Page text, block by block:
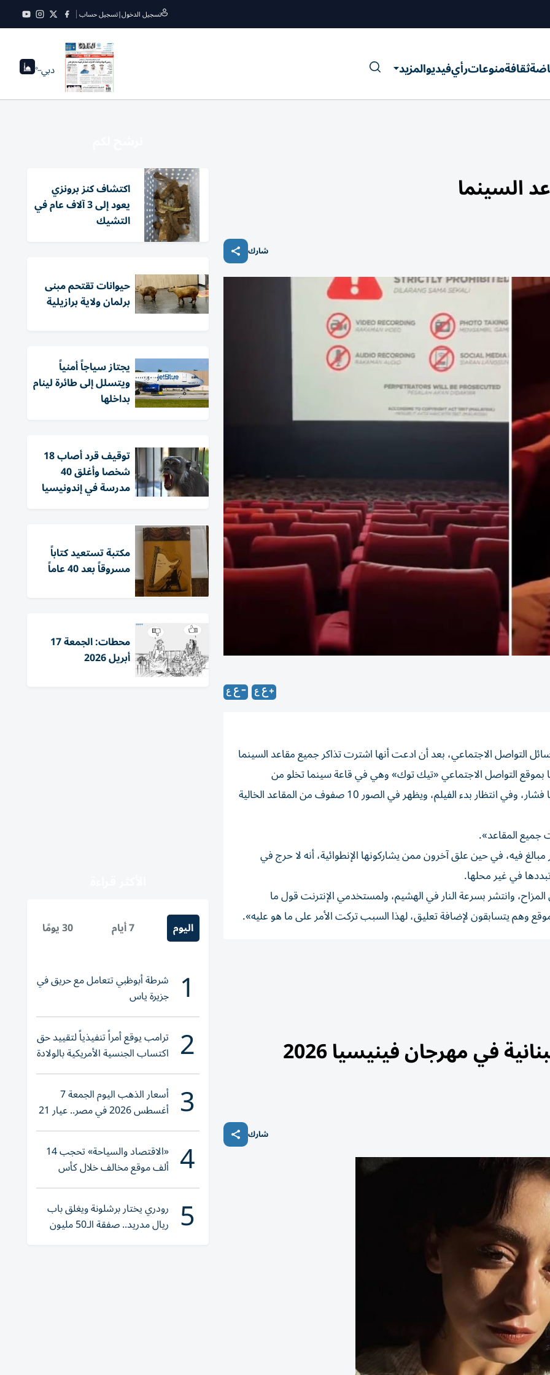
تسجيل الدخول|تسجيل حساب
ثقافةمنوعاترأيفيديوالمزيد دبي--°
السينما
شارك
التواصل الاجتماعي، بعد أن ادعت أنها اشترت تذاكر جميع مقاعد السينما
بموقع التواصل الاجتماعي «تيك توك» وهي في قاعة سينما تخلو من
المتفرجين، لم يكشف عنها، ترتدي نظارات، وتحمل في يدها فشار، وفي انتظار بدء الفيلم، ويظهر في الصور 10 صفوف من المقاعد الخالية
جميع المقاعد».
فيه، في حين علق آخرون ممن يشاركونها الإنطوائية، أنه لا حرج في
في غير محلها.
وانتشر بسرعة النار في الهشيم، ولمستخدمي الإنترنت قول ما
وهم يتسابقون لإضافة تعليق، لهذا السبب تركت الأمر على ما هو عليه».
في مهرجان فينيسيا 2026
شارك
اكتشاف كنز برونزي
يعود إلى 3 آلاف عام في
التشيك
حيوانات تقتحم مبنى
برلمان ولاية برازيلية
يجتاز سياجاً أمنياً
ويتسلل إلى طائرة لينام
بداخلها
توقيف قرد أصاب 18
شخصا وأغلق 40
مدرسة في إندونيسيا
مكتبة تستعيد كتاباً
مسروقاً بعد 40 عاماً
محطات: الجمعة 17
أبريل 2026
اليوم 7 أيام 30 يومًا
1 شرطة أبوظبي تتعامل مع حريق في
جزيرة ياس
2 ترامب يوقع أمراً تنفيذياً لتقييد حق
اكتساب الجنسية الأمريكية بالولادة
3 أسعار الذهب اليوم الجمعة 7
أغسطس 2026 في مصر.. عيار 21
يقترب من هذا الرقم
4 «الاقتصاد والسياحة» تحجب 14
ألف موقع مخالف خلال كأس
العالم 2026
5 رودري يختار برشلونة ويغلق باب
ريال مدريد.. صفقة الـ50 مليون